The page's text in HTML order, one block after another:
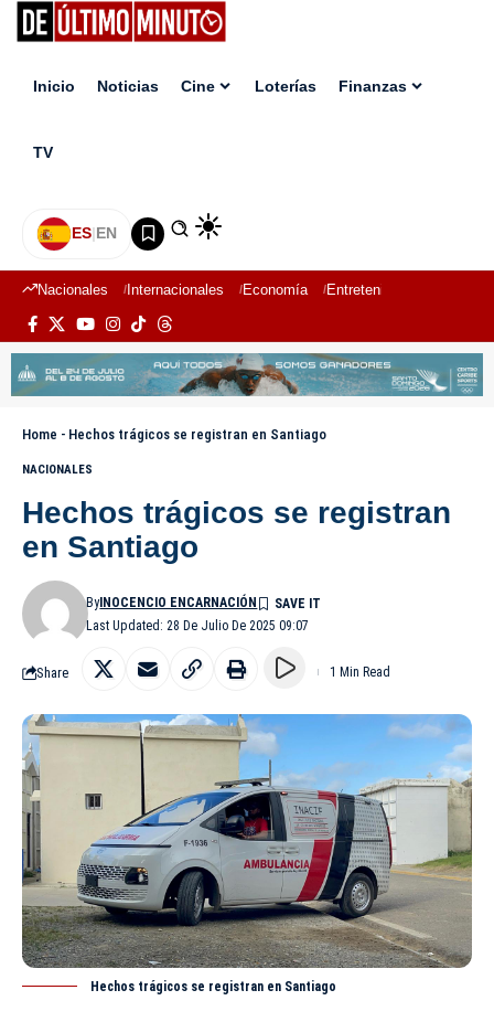
Inicio Noticias Cine Loterías Finanzas
TV
ES|EN
Nacionales Internacionales Economía Entretenimiento
Home - Hechos trágicos se registran en Santiago
NACIONALES
Hechos trágicos se registran
en Santiago
Last Updated: 28 De Julio De 2025 09:07
ByINOCENCIO ENCARNACIÓN
Share 1 Min Read
Hechos trágicos se registran en Santiago